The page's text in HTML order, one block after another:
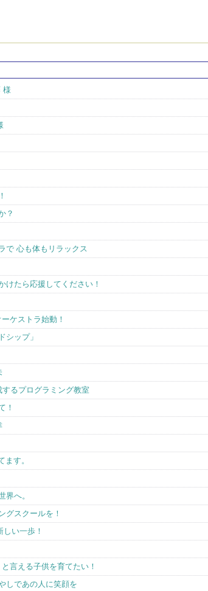
様
？
で 心も体もリラックス
けたら応援してください！
ケストラ始動！
シップ」
るプログラミング教室
！
す。
界へ。
グスクールを！
い一歩！
言える子供を育てたい！
しであの人に笑顔を